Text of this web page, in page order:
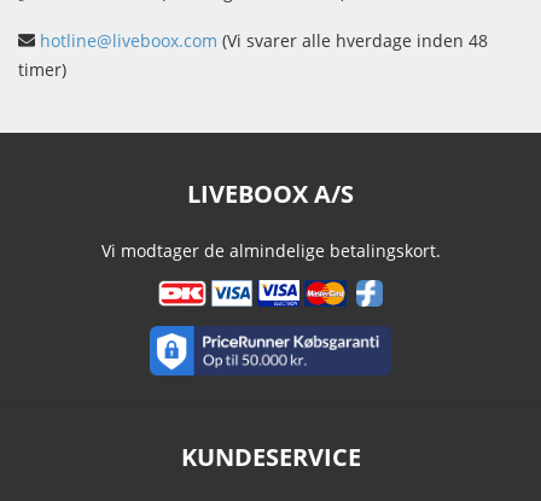
hotline@liveboox.com (Vi svarer alle hverdage inden 48
timer)
LIVEBOOX A/S
Vi modtager de almindelige betalingskort.
KUNDESERVICE